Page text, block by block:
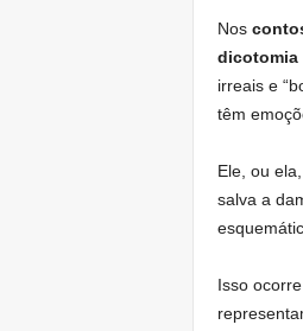
Nos
dicotomia
irreais e
têm
Ele, ou
salva a
Isso